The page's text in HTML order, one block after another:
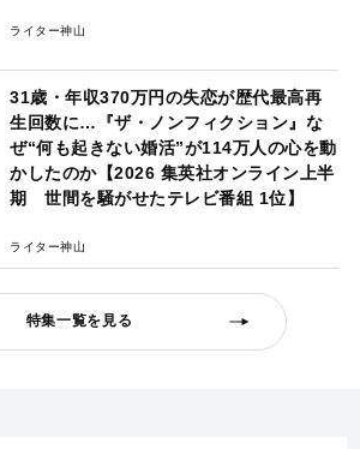
ライター神山
31歳・年収370万円の失恋が歴代最高再
生回数に…『ザ・ノンフィクション』な
ぜ“何も起きない婚活”が114万人の心を動
かしたのか【2026 集英社オンライン上半
期 世間を騒がせたテレビ番組 1位】
ライター神山
特集一覧を見る